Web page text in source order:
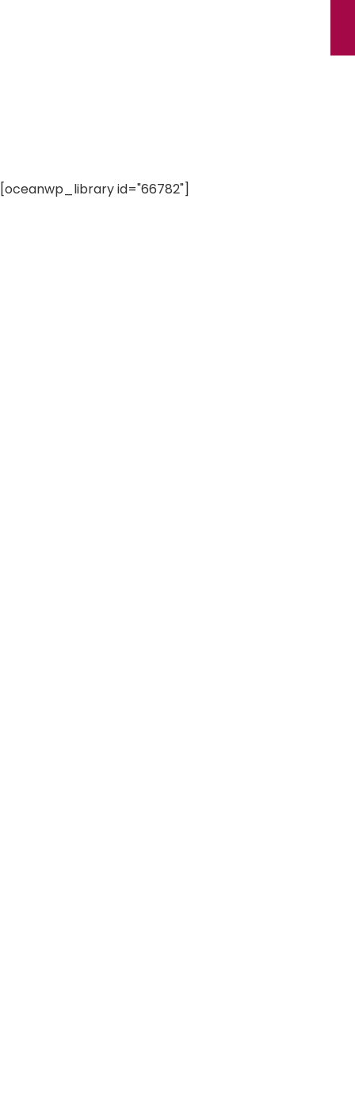
[oceanwp_library id="66782"]